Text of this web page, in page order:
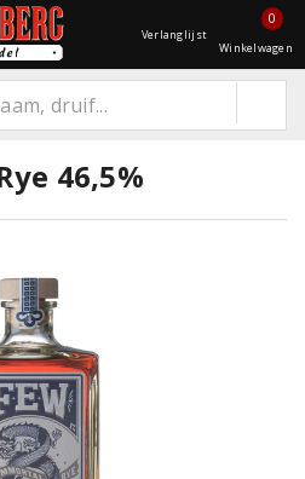
Verlanglijst
0
Winkelwagen
46,5%